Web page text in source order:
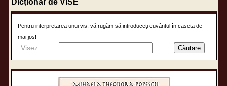
Pentru interpretarea unui vis, vă rugăm să introduceţi cuvântul în caseta de
mai jos!
Visez: